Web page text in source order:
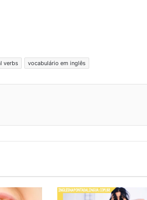
verbs vocabulário em inglês